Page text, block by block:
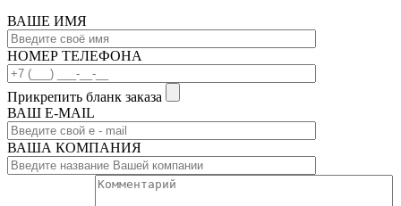
ВАШЕ ИМЯ
НОМЕР ТЕЛЕФОНА
Прикрепить бланк заказа
ВАШ Е-МAIL
ВАША КОМПАНИЯ